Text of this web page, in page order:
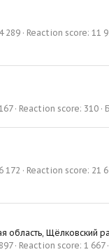
4 289 Reaction score 11
Reaction score 310
6 172 Reaction score 21
область, Щёлковский
897 Reaction score 1 667